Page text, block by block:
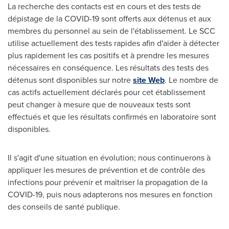
La recherche des contacts est en cours et des tests de
dépistage de la COVID-19 sont offerts aux détenus et aux
membres du personnel au sein de l'établissement. Le SCC
utilise actuellement des tests rapides afin d'aider à détecter
plus rapidement les cas positifs et à prendre les mesures
nécessaires en conséquence. Les résultats des tests des
détenus sont disponibles sur notresite Web. Le nombre de
cas actifs actuellement déclarés pour cet établissement
peut changer à mesure que de nouveaux tests sont
effectués et que les résultats confirmés en laboratoire sont
disponibles.
Il s'agit d'une situation en évolution; nous continuerons à
appliquer les mesures de prévention et de contrôle des
infections pour prévenir et maîtriser la propagation de la
COVID-19, puis nous adapterons nos mesures en fonction
des conseils de santé publique.